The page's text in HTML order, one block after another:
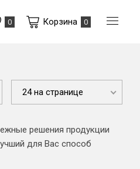
0 Корзина 0
24 на странице
решения продукции
для Вас способ